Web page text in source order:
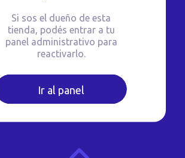
Si sos el dueño de esta
tienda, podés entrar a tu
panel administrativo para
reactivarlo.
Ir al panel